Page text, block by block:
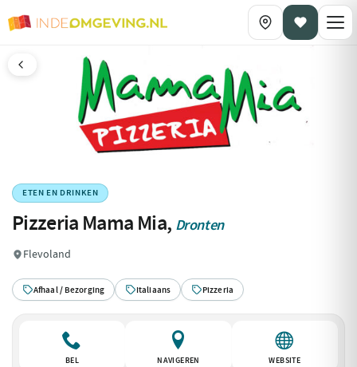
ETEN EN DRINKEN
Pizzeria Mama Mia, Dronten
Flevoland
Afhaal / Bezorging Italiaans Pizzeria
BEL NAVIGEREN WEBSITE